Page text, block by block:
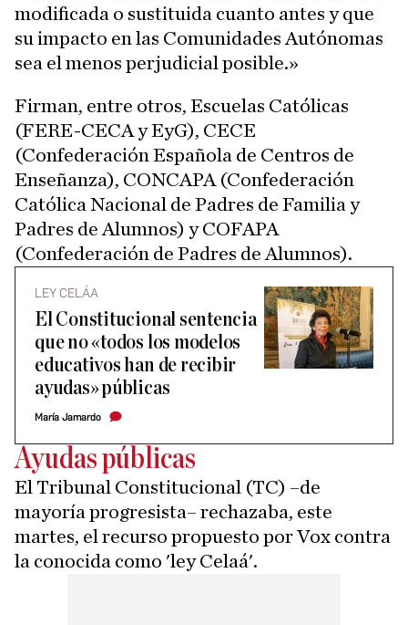
modificada o sustituida cuanto antes y que
su impacto en las Comunidades Autónomas
sea el menos perjudicial posible.»
Firman, entre otros, Escuelas Católicas
(FERE-CECA y EyG), CECE
(Confederación Española de Centros de
Enseñanza), CONCAPA (Confederación
Católica Nacional de Padres de Familia y
Padres de Alumnos) y COFAPA
(Confederación de Padres de Alumnos).
LEY CELÁA
El Constitucional sentencia
que no «todos los modelos
educativos han de recibir
ayudas» públicas
María Jamardo
Ayudas públicas
El Tribunal Constitucional (TC) –de
mayoría progresista– rechazaba, este
martes, el recurso propuesto por Vox contra
la conocida como 'ley Celaá'.